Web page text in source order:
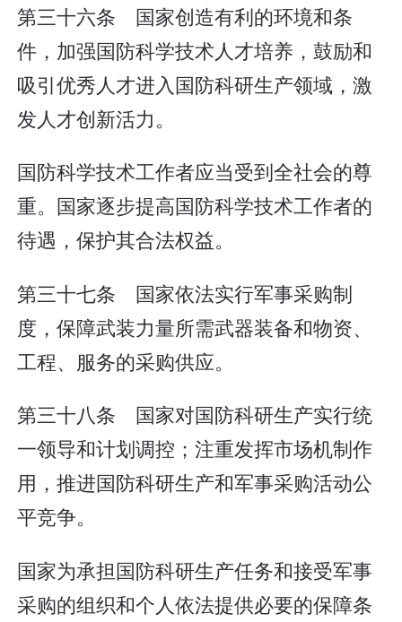
第三十六条 国家创造有利的环境和条
件，加强国防科学技术人才培养，鼓励和
吸引优秀人才进入国防科研生产领域，激
发人才创新活力。
国防科学技术工作者应当受到全社会的尊
重。国家逐步提高国防科学技术工作者的
待遇，保护其合法权益。
第三十七条 国家依法实行军事采购制
度，保障武装力量所需武器装备和物资、
工程、服务的采购供应。
第三十八条 国家对国防科研生产实行统
一领导和计划调控；注重发挥市场机制作
用，推进国防科研生产和军事采购活动公
平竞争。
国家为承担国防科研生产任务和接受军事
采购的组织和个人依法提供必要的保障条